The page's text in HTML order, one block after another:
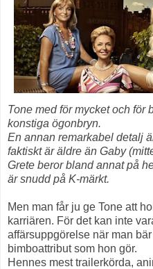
Tone med för mycket och för
konstiga ögonbryn.
En annan remarkabel detalj
faktiskt är äldre än Gaby
Grete beror bland annat på
är snudd på K-märkt.
Men man får ju ge Tone att
karriären. För det kan inte
affärsuppgörelse när man
bimboattribut som hon gör.
Hennes mest trailerkörda,